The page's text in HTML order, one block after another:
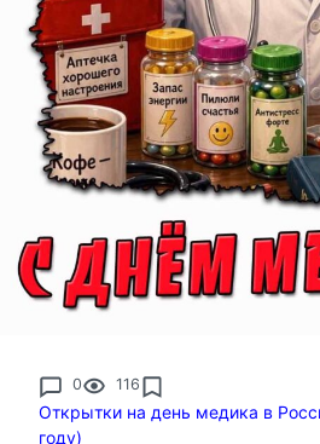
0 116
Открытки на день медика в
году)